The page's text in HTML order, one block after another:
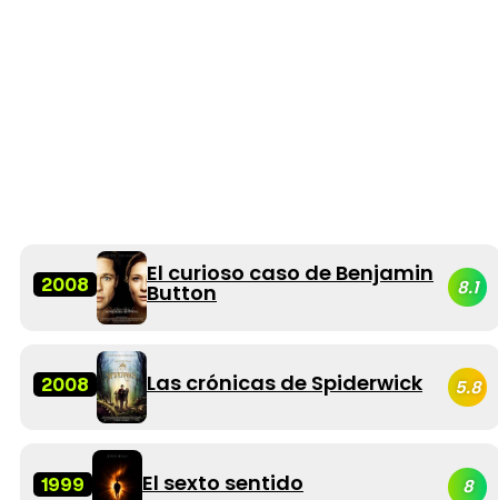
2008 El curioso caso de Benjamin
Button 8.1
2008 Las crónicas de Spiderwick 5.8
1999 El sexto sentido 8